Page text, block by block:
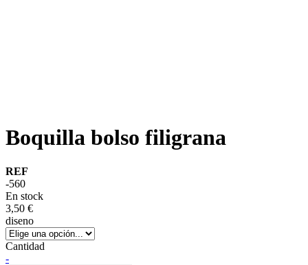
Boquilla bolso filigrana
REF
-560
En stock
3,50 €
diseno
Cantidad
-